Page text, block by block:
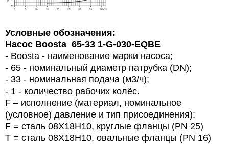
Условные обозначения:
Насос Boosta 65-33 1-G-030-EQBE
- Boosta - наименование марки насоса;
- 65 - номинальный диаметр патрубка (DN);
- 33 - номинальная подача (м3/ч);
- 1 - количество рабочих колёс.
F – исполнение (материал, номинальное
(условное) давление и тип присоединения):
F = сталь 08Х18Н10, круглые фланцы (PN 25)
T = сталь 08Х18Н10, овальные фланцы (PN 16)